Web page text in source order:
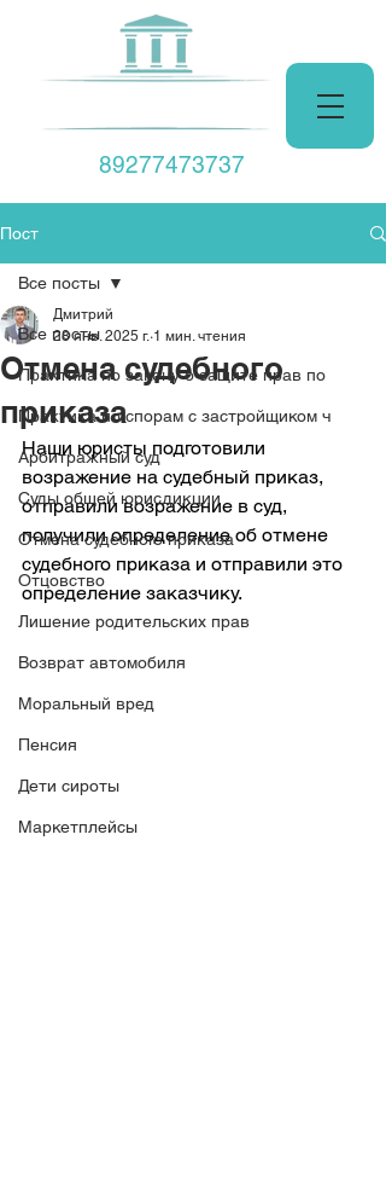
89277473737
Пост
Все посты
Практика по закону о защите прав по
Практика по спорам с застройщиком ч
Арбитражный суд
Суды общей юрисдикции
Отмена судебного приказа
Отцовство
Лишение родительских прав
Возврат автомобиля
Моральный вред
Пенсия
Дети сироты
Маркетплейсы
Все посты
Отмена судебного
приказа
Дмитрий
28 янв. 2025 г. 1 мин. чтения
Наши юристы подготовили
возражение на судебный приказ,
отправили возражение в суд,
получили определение об отмене
судебного приказа и отправили это
определение заказчику.